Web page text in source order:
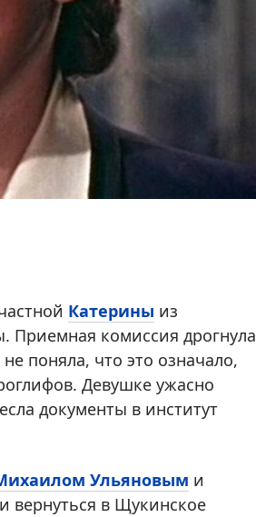
Катерины из
Приемная комиссия дрогнула
поняла, что это означало,
Девушке ужасно
документы в институт
Ульяновым и
вернуться в Щукинское